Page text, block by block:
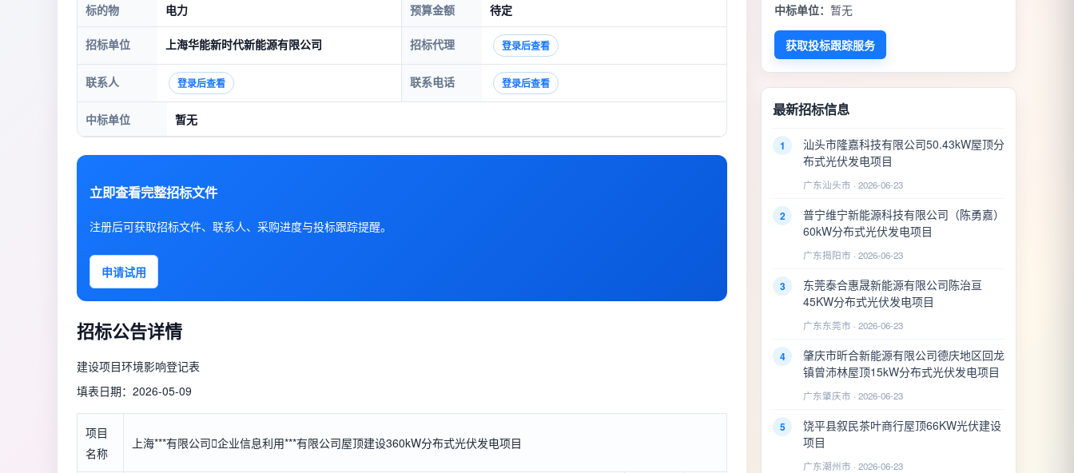
标的物 电力 预算金额 待定
招标单位 上海华能新时代新能源有限公司 招标代理 登录后查看
联系人 登录后查看 联系电话 登录后查看
中标单位 暂无
立即查看完整招标文件
注册后可获取招标文件、联系人、采购进度与投标跟踪提醒。
申请试用
招标公告详情
建设项目环境影响登记表
填表日期：2026-05-09
项目
名称
上海***有限公司企业信息利用***有限公司屋顶建设360kW分布式光伏发电项目
中标单位： 暂无
获取投标跟踪服务
最新招标信息
1
汕头市隆嘉科技有限公司50.43kW屋顶分
布式光伏发电项目
广东汕头市 · 2026-06-23
2
普宁维宁新能源科技有限公司（陈勇嘉）
60kW分布式光伏发电项目
广东揭阳市 · 2026-06-23
3
东莞泰合惠晟新能源有限公司陈治亘
45KW分布式光伏发电项目
广东东莞市 · 2026-06-23
4
肇庆市昕合新能源有限公司德庆地区回龙
镇曾沛林屋顶15kW分布式光伏发电项目
广东肇庆市 · 2026-06-23
5
饶平县叙民茶叶商行屋顶66KW光伏建设
项目
广东潮州市 · 2026-06-23